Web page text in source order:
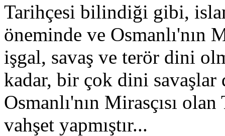
Tarihçesi bilindiği gibi,
öneminde ve Osmanlı'nın
işgal, savaş ve terör dini
kadar, bir çok dini savaşlar
Osmanlı'nın Mirasçısı
vahşet yapmıştır...